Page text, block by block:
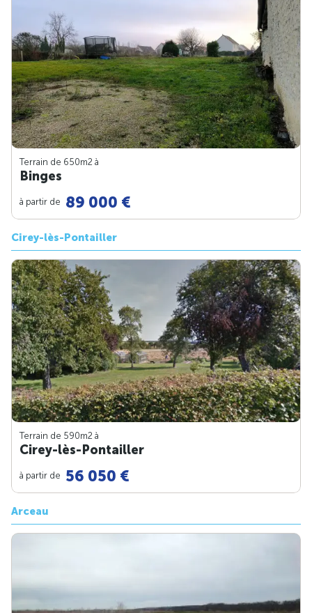
Terrain de 650m2 à
Binges
à partir de 89 000 €
Cirey-lès-Pontailler
Terrain de 590m2 à
Cirey-lès-Pontailler
à partir de 56 050 €
Arceau